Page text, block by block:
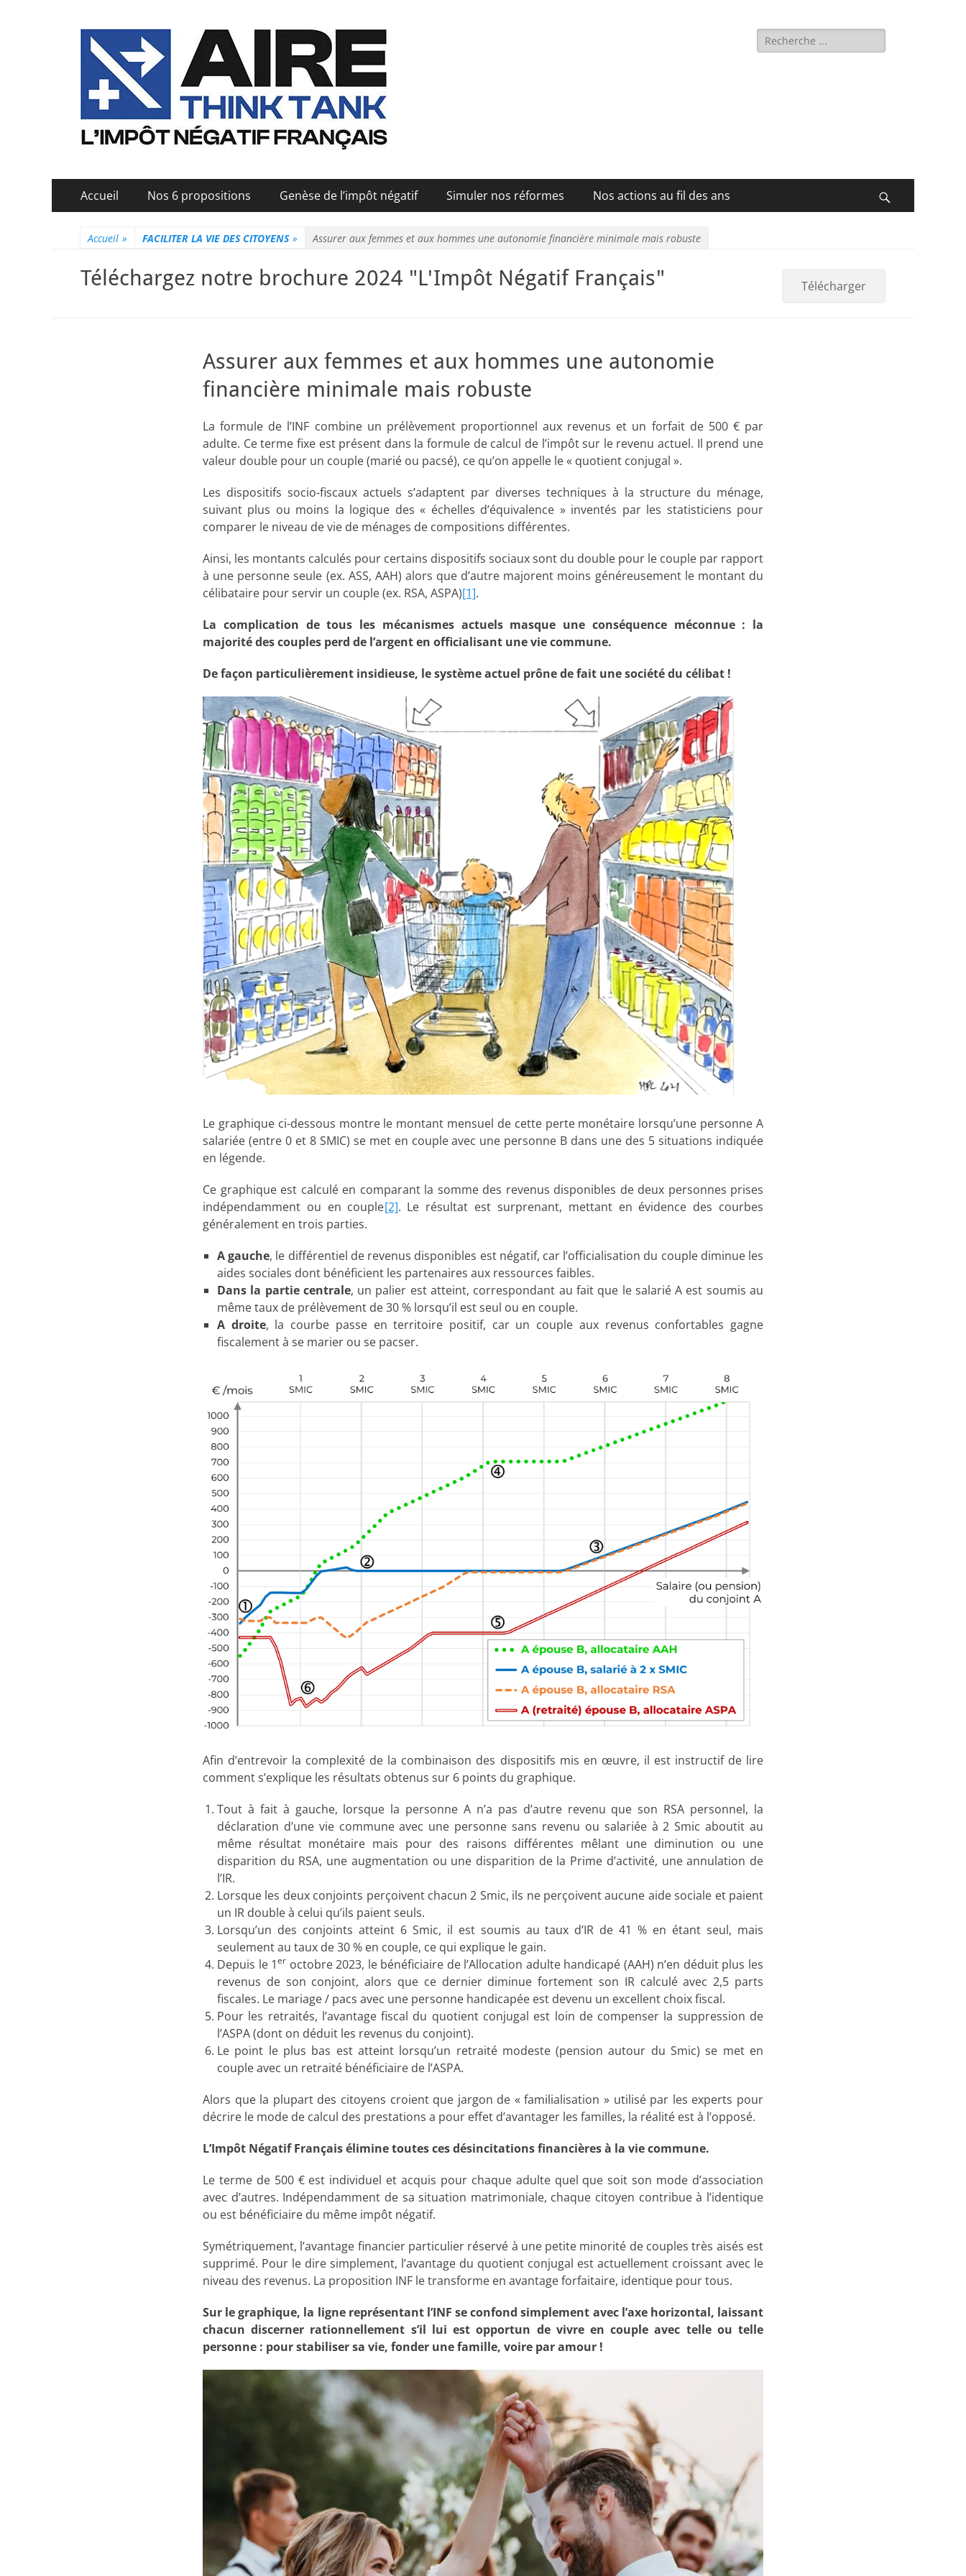
Rechercher :
Menu
principal
Accueil Nos 6 propositions Genèse de l’impôt négatif Simuler nos réformes Nos actions au fil des ans
Accueil » FACILITER LA VIE DES CITOYENS » Assurer aux femmes et aux hommes une autonomie financière minimale mais robuste
Téléchargez notre brochure 2024 "L'Impôt Négatif Français" Télécharger
Assurer aux femmes et aux hommes une autonomie
financière minimale mais robuste
La formule de l’INF combine un prélèvement proportionnel aux revenus et un forfait de 500 € par
adulte. Ce terme fixe est présent dans la formule de calcul de l’impôt sur le revenu actuel. Il prend une
valeur double pour un couple (marié ou pacsé), ce qu’on appelle le « quotient conjugal ».
Les dispositifs socio-fiscaux actuels s’adaptent par diverses techniques à la structure du ménage,
suivant plus ou moins la logique des « échelles d’équivalence » inventés par les statisticiens pour
comparer le niveau de vie de ménages de compositions différentes.
Ainsi, les montants calculés pour certains dispositifs sociaux sont du double pour le couple par rapport
à une personne seule (ex. ASS, AAH) alors que d’autre majorent moins généreusement le montant du
célibataire pour servir un couple (ex. RSA, ASPA)[1].
La complication de tous les mécanismes actuels masque une conséquence méconnue : la
majorité des couples perd de l’argent en officialisant une vie commune.
De façon particulièrement insidieuse, le système actuel prône de fait une société du célibat !
Le graphique ci-dessous montre le montant mensuel de cette perte monétaire lorsqu’une personne A
salariée (entre 0 et 8 SMIC) se met en couple avec une personne B dans une des 5 situations indiquée
en légende.
Ce graphique est calculé en comparant la somme des revenus disponibles de deux personnes prises
indépendamment ou en couple[2]. Le résultat est surprenant, mettant en évidence des courbes
généralement en trois parties.
A gauche, le différentiel de revenus disponibles est négatif, car l’officialisation du couple diminue les
aides sociales dont bénéficient les partenaires aux ressources faibles.
Dans la partie centrale, un palier est atteint, correspondant au fait que le salarié A est soumis au
même taux de prélèvement de 30 % lorsqu’il est seul ou en couple.
A droite, la courbe passe en territoire positif, car un couple aux revenus confortables gagne
fiscalement à se marier ou se pacser.
Afin d’entrevoir la complexité de la combinaison des dispositifs mis en œuvre, il est instructif de lire
comment s’explique les résultats obtenus sur 6 points du graphique.
Tout à fait à gauche, lorsque la personne A n’a pas d’autre revenu que son RSA personnel, la
déclaration d’une vie commune avec une personne sans revenu ou salariée à 2 Smic aboutit au
même résultat monétaire mais pour des raisons différentes mêlant une diminution ou une
disparition du RSA, une augmentation ou une disparition de la Prime d’activité, une annulation de
l’IR.
Lorsque les deux conjoints perçoivent chacun 2 Smic, ils ne perçoivent aucune aide sociale et paient
un IR double à celui qu’ils paient seuls.
Lorsqu’un des conjoints atteint 6 Smic, il est soumis au taux d’IR de 41 % en étant seul, mais
seulement au taux de 30 % en couple, ce qui explique le gain.
Depuis le 1er octobre 2023, le bénéficiaire de l’Allocation adulte handicapé (AAH) n’en déduit plus les
revenus de son conjoint, alors que ce dernier diminue fortement son IR calculé avec 2,5 parts
fiscales. Le mariage / pacs avec une personne handicapée est devenu un excellent choix fiscal.
Pour les retraités, l’avantage fiscal du quotient conjugal est loin de compenser la suppression de
l’ASPA (dont on déduit les revenus du conjoint).
Le point le plus bas est atteint lorsqu’un retraité modeste (pension autour du Smic) se met en
couple avec un retraité bénéficiaire de l’ASPA.
Alors que la plupart des citoyens croient que jargon de « familialisation » utilisé par les experts pour
décrire le mode de calcul des prestations a pour effet d’avantager les familles, la réalité est à l’opposé.
L’Impôt Négatif Français élimine toutes ces désincitations financières à la vie commune.
Le terme de 500 € est individuel et acquis pour chaque adulte quel que soit son mode d’association
avec d’autres. Indépendamment de sa situation matrimoniale, chaque citoyen contribue à l’identique
ou est bénéficiaire du même impôt négatif.
Symétriquement, l’avantage financier particulier réservé à une petite minorité de couples très aisés est
supprimé. Pour le dire simplement, l’avantage du quotient conjugal est actuellement croissant avec le
niveau des revenus. La proposition INF le transforme en avantage forfaitaire, identique pour tous.
Sur le graphique, la ligne représentant l’INF se confond simplement avec l’axe horizontal, laissant
chacun discerner rationnellement s’il lui est opportun de vivre en couple avec telle ou telle
personne : pour stabiliser sa vie, fonder une famille, voire par amour !